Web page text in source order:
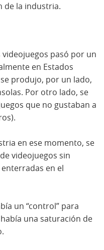
de la industria.
videojuegos pasó por un
en Estados
produjo, por un lado,
Por otro lado, se
que no gustaban a
en ese momento, se
videojuegos sin
en el
un “control” para
una saturación de